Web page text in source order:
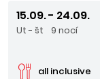
15.09. - 24.09.
Ut - št 9 nocí
all inclusive